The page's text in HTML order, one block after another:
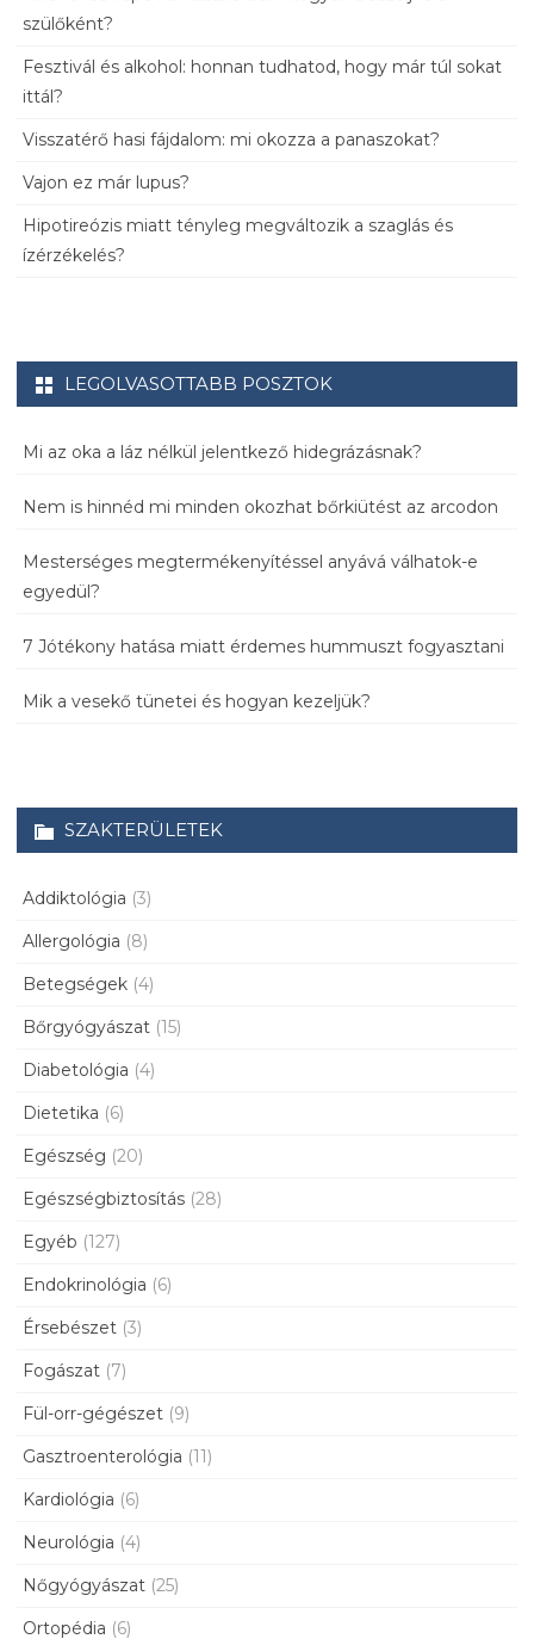
szülőként?
Fesztivál és alkohol: honnan tudhatod, hogy már túl sokat
ittál?
Visszatérő hasi fájdalom: mi okozza a panaszokat?
Vajon ez már lupus?
Hipotireózis miatt tényleg megváltozik a szaglás és
ízérzékelés?
LEGOLVASOTTABB POSZTOK
Mi az oka a láz nélkül jelentkező hidegrázásnak?
Nem is hinnéd mi minden okozhat bőrkiütést az arcodon
Mesterséges megtermékenyítéssel anyává válhatok-e
egyedül?
7 Jótékony hatása miatt érdemes hummuszt fogyasztani
Mik a vesekő tünetei és hogyan kezeljük?
SZAKTERÜLETEK
Addiktológia (3)
Allergológia (8)
Betegségek (4)
Bőrgyógyászat (15)
Diabetológia (4)
Dietetika (6)
Egészség (20)
Egészségbiztosítás (28)
Egyéb (127)
Endokrinológia (6)
Érsebészet (3)
Fogászat (7)
Fül-orr-gégészet (9)
Gasztroenterológia (11)
Kardiológia (6)
Neurológia (4)
Nőgyógyászat (25)
Ortopédia (6)